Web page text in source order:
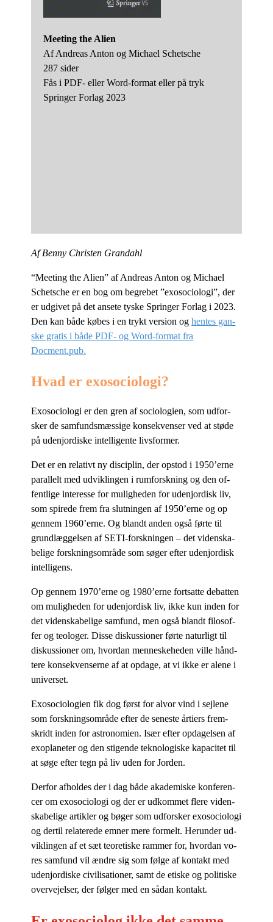
Me­e­ting the Ali­en
Af An­dreas An­ton og Mi­cha­el Schets­che
287 si­der
Fås i PDF- el­ler Word-for­mat el­ler på tryk
Sprin­ger For­lag 2023
Af Ben­ny Chri­sten Grandahl
“Me­e­ting the Ali­en” af An­dreas An­ton og Mi­cha­el
Schets­che er en bog om be­gre­bet ”exo­so­cio­lo­gi”, der
er ud­gi­vet på det an­se­te ty­ske Sprin­ger For­lag i 2023.
Den kan både kø­bes i en trykt ver­sion oghen­tes gan­
ske gra­tis i både PDF- og Word-for­mat fra
Docment.pub.
Hvad er exosociologi?
Exo­so­cio­lo­gi er den gren af so­cio­lo­gi­en, som ud­for­
sker de sam­funds­mæs­si­ge kon­se­kven­ser ved at stø­de
på udenjor­di­ske in­tel­li­gen­te livsformer.
Det er en re­la­tivt ny di­sci­plin, der op­stod i 1950’erne
pa­ral­lelt med ud­vik­lin­gen i rum­forsk­ning og den of­
fent­li­ge in­ter­es­se for mu­lig­he­den for udenjor­disk liv,
som spi­re­de frem fra slut­nin­gen af 1950’erne og op
gen­nem 1960’erne. Og blandt an­den også før­te til
grund­læg­gel­sen af SETI-forsk­nin­gen – det vi­den­ska­
be­li­ge forsk­nings­om­rå­de som sø­ger ef­ter udenjor­disk
intelligens.
Op gen­nem 1970’erne og 1980’erne fort­sat­te de­bat­ten
om mu­lig­he­den for udenjor­disk liv, ikke kun in­den for
det vi­den­ska­be­li­ge sam­fund, men også blandt fi­lo­sof­
fer og te­o­lo­ger. Dis­se dis­kus­sio­ner før­te na­tur­ligt til
dis­kus­sio­ner om, hvor­dan men­ne­ske­he­den vil­le hånd­
te­re kon­se­kven­ser­ne af at op­da­ge, at vi ikke er ale­ne i
universet.
Exo­so­cio­lo­gi­en fik dog først for al­vor vind i sej­le­ne
som forsk­nings­om­rå­de ef­ter de se­ne­ste år­ti­ers frem­
skridt in­den for astro­no­mi­en. Især ef­ter op­da­gel­sen af
exo­pla­ne­ter og den sti­gen­de tek­no­lo­gi­ske ka­pa­ci­tet til
at søge ef­ter tegn på liv uden for Jorden.
Der­for af­hol­des der i dag både aka­de­mi­ske kon­fe­ren­
cer om exo­so­cio­lo­gi og der er ud­kom­met fle­re vi­den­
ska­be­li­ge ar­tik­ler og bø­ger som ud­for­sker exo­so­cio­lo­gi
og der­til re­la­te­re­de em­ner mere for­melt. Her­un­der ud­
vik­lin­gen af et sæt te­o­re­ti­ske ram­mer for, hvor­dan vo­
res sam­fund vil æn­dre sig som føl­ge af kon­takt med
udenjor­di­ske ci­vi­li­sa­tio­ner, samt de eti­ske og po­li­ti­ske
over­vej­el­ser, der føl­ger med en så­dan kontakt.